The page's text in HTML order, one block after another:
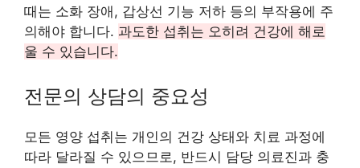
때는 소화 장애, 갑상선 기능 저하 등의 부작용에 주
의해야 합니다. 과도한 섭취는 오히려 건강에 해로
울 수 있습니다.
전문의 상담의 중요성
모든 영양 섭취는 개인의 건강 상태와 치료 과정에
따라 달라질 수 있으므로, 반드시 담당 의료진과 충